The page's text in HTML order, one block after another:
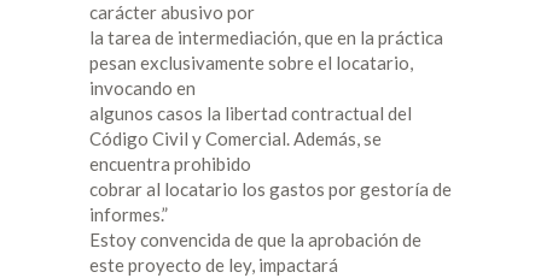
carácter abusivo por
la tarea de intermediación, que en la práctica
pesan exclusivamente sobre el locatario,
invocando en
algunos casos la libertad contractual del
Código Civil y Comercial. Además, se
encuentra prohibido
cobrar al locatario los gastos por gestoría de
informes.”
Estoy convencida de que la aprobación de
este proyecto de ley, impactará